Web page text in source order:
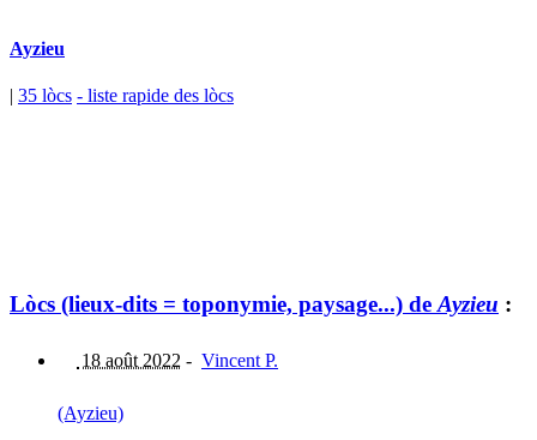
Ayzieu
| 35 lòcs - liste rapide des lòcs
Lòcs (lieux-dits = toponymie, paysage...) de Ayzieu :
18 août 2022 - Vincent P.
(Ayzieu)